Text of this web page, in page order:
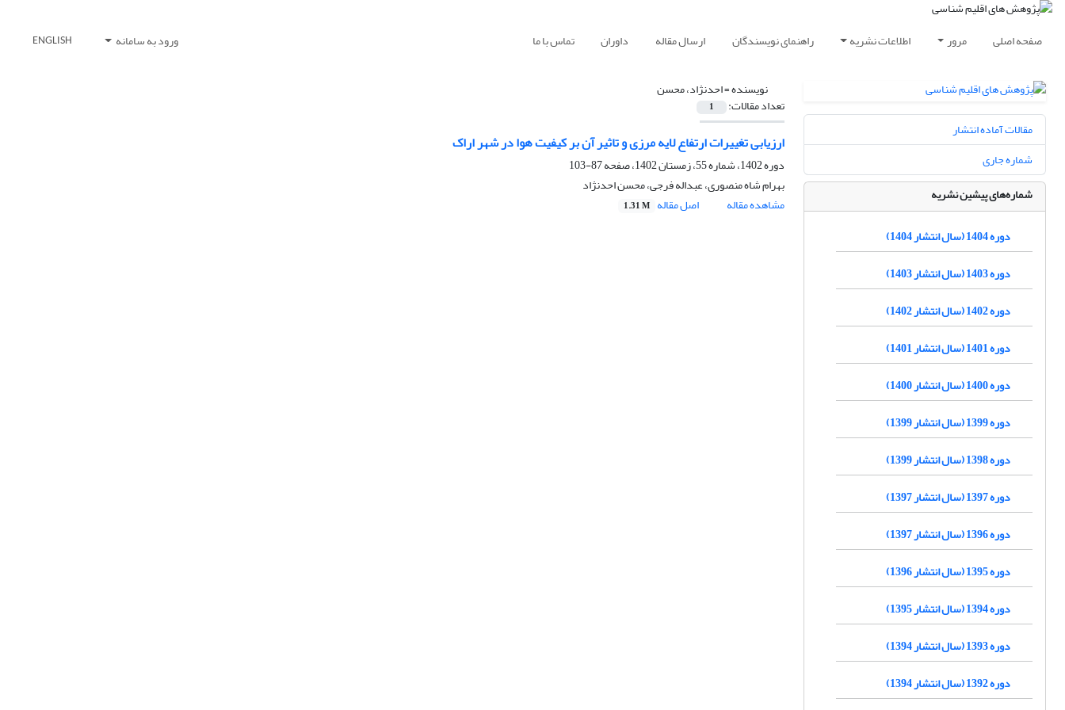
صفحه اصلی مرور اطلاعات نشریه راهنمای نویسندگان ارسال مقاله داوران تماس با ما ورود به سامانه ENGLISH
نویسنده =احدنژاد، محسن
تعداد مقالات: 1
ارزیابی تغییرات ارتفاع لایه مرزی و تاثیر آن بر کیفیت هوا در شهر اراک
دوره 1402، شماره 55، زمستان 1402، صفحه
87-103
بهرام شاه منصوری، عبداله فرجی، محسن احدنژاد
مشاهده مقاله
اصل مقاله 1.31 M
مقالات آماده انتشار
شماره جاری
شماره‌های پیشین نشریه
دوره 1404 (سال انتشار 1404)
دوره 1403 (سال انتشار 1403)
دوره 1402 (سال انتشار 1402)
دوره 1401 (سال انتشار 1401)
دوره 1400 (سال انتشار 1400)
دوره 1399 (سال انتشار 1399)
دوره 1398 (سال انتشار 1399)
دوره 1397 (سال انتشار 1397)
دوره 1396 (سال انتشار 1397)
دوره 1395 (سال انتشار 1396)
دوره 1394 (سال انتشار 1395)
دوره 1393 (سال انتشار 1394)
دوره 1392 (سال انتشار 1394)